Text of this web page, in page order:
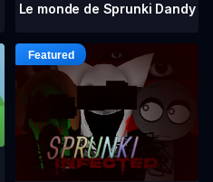
Le monde de Sprunki Dandy